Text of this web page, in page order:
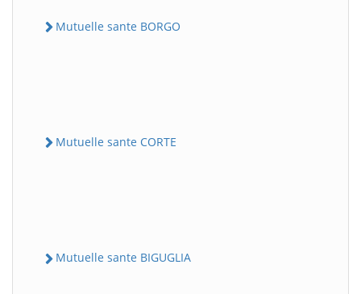
Mutuelle sante BORGO
Mutuelle sante CORTE
Mutuelle sante BIGUGLIA